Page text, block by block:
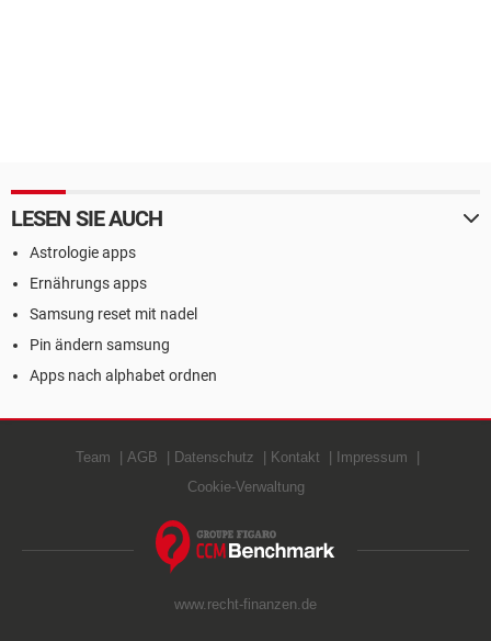
LESEN SIE AUCH
Astrologie apps
Ernährungs apps
Samsung reset mit nadel
Pin ändern samsung
Apps nach alphabet ordnen
Team AGB Datenschutz Kontakt
Impressum
Cookie-Verwaltung
www.recht-finanzen.de